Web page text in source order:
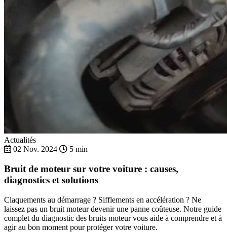
Actualités
02 Nov. 2024
5 min
Bruit de moteur sur votre voiture : causes,
diagnostics et solutions
Claquements au démarrage ? Sifflements en accélération ? Ne
laissez pas un bruit moteur devenir une panne coûteuse. Notre guide
complet du diagnostic des bruits moteur vous aide à comprendre et à
agir au bon moment pour protéger votre voiture.